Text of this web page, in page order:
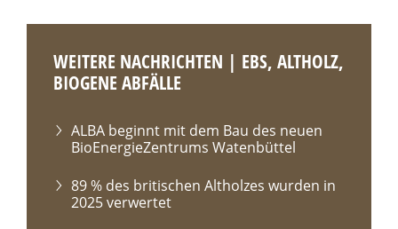
WEITERE NACHRICHTEN | EBS, ALTHOLZ,
BIOGENE ABFÄLLE
ALBA beginnt mit dem Bau des neuen
BioEnergieZentrums Watenbüttel
89 % des britischen Altholzes wurden in
2025 verwertet